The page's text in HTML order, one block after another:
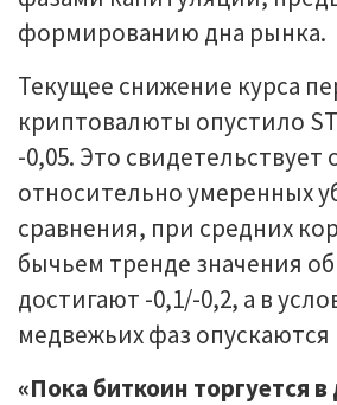
формированию дна рынка.
Текущее снижение курса
криптовалюты опустило
-0,05. Это свидетельствует
относительно умеренных
сравнения, при средних
бычьем тренде значения
достигают -0,1/-0,2, а в
медвежьих фаз опускаются
«Пока биткоин торгуется